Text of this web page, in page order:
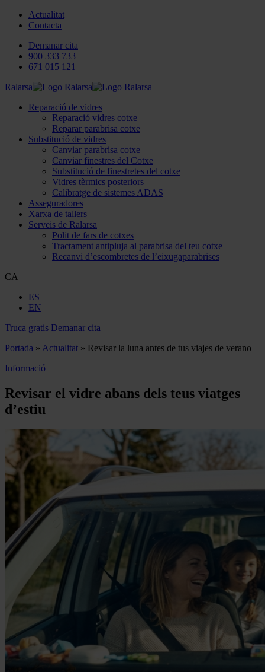
Actualitat
Contacta
Demanar cita
900 333 733
671 015 121
Ralarsa
Reparació de vidres
Reparació vidres cotxe
Reparar parabrisa cotxe
Substitució de vidres
Canviar parabrisa cotxe
Canviar finestres del Cotxe
Substitució de finestretes del cotxe
Vidres tèrmics posteriors
Calibratge de sistemes ADAS
Asseguradores
Xarxa de tallers
Serveis de Ralarsa
Polit de fars de cotxes
Tractament antipluja al parabrisa del teu cotxe
Recanvi d’escombretes de l’eixugaparabrises
CA
ES
EN
Truca gratis Demanar cita
Portada » Actualitat » Revisar la luna antes de tus viajes de verano
Informació
Revisar el vidre abans dels teus viatges
d’estiu